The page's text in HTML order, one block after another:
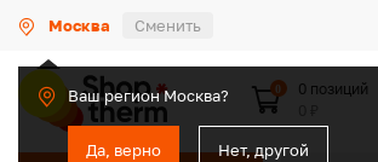
Москва Сменить
Ваш регион Москва?
Да, верно Нет, другой
0
0 позиций